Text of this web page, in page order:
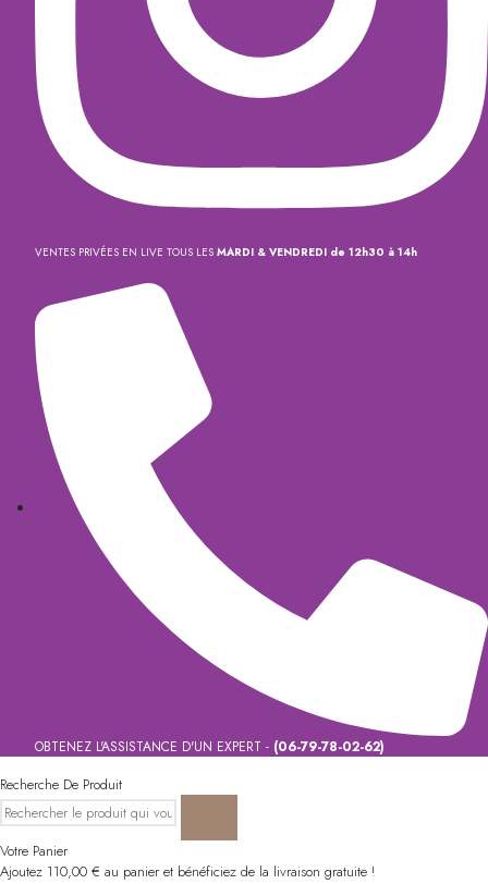
VENTES PRIVÉES EN LIVE TOUS LES MARDI & VENDREDI de 12h30 à 14h
OBTENEZ L'ASSISTANCE D'UN EXPERT - (06-79-78-02-62)
Recherche De Produit
Votre Panier
Ajoutez 110,00 € au panier et bénéficiez de la livraison gratuite !